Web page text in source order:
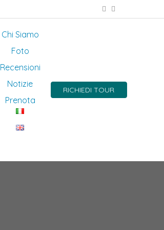
Chi Siamo
Foto
Recensioni
Notizie
Prenota
RICHIEDI TOUR